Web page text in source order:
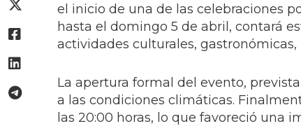
el inicio de una de las celebraciones
hasta el domingo 5 de abril, contará
actividades culturales,
La apertura formal del evento,
a las condiciones climáticas.
las 20:00 horas, lo que favoreció una